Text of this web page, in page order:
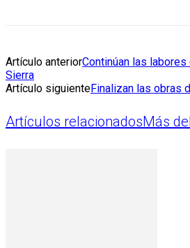
Artículo anteriorContinúan las
Sierra
Artículo siguienteFinalizan las obras
Artículos relacionadosMás